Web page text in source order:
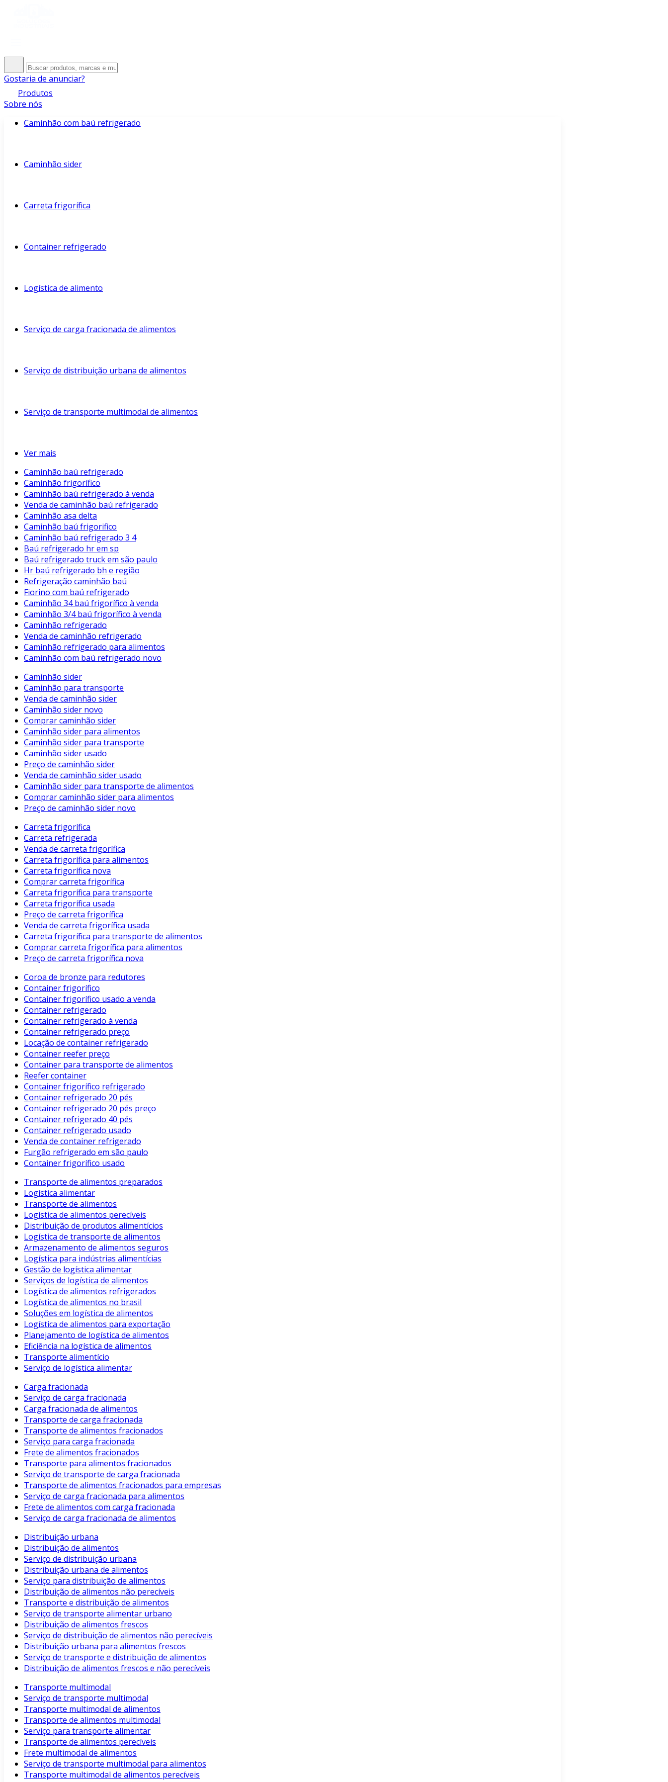
Gostaria de anunciar?
Produtos
Sobre nós
Caminhão com baú refrigerado
Caminhão sider
Carreta frigorífica
Container refrigerado
Logística de alimento
Serviço de carga fracionada de alimentos
Serviço de distribuição urbana de alimentos
Serviço de transporte multimodal de alimentos
Ver mais
Caminhão baú refrigerado
Caminhão frigorífico
Caminhão baú refrigerado à venda
Venda de caminhão baú refrigerado
Caminhão asa delta
Caminhão baú frigorifico
Caminhão baú refrigerado 3 4
Baú refrigerado hr em sp
Baú refrigerado truck em são paulo
Hr baú refrigerado bh e região
Refrigeração caminhão baú
Fiorino com baú refrigerado
Caminhão 34 baú frigorífico à venda
Caminhão 3/4 baú frigorífico à venda
Caminhão refrigerado
Venda de caminhão refrigerado
Caminhão refrigerado para alimentos
Caminhão com baú refrigerado novo
Caminhão sider
Caminhão para transporte
Venda de caminhão sider
Caminhão sider novo
Comprar caminhão sider
Caminhão sider para alimentos
Caminhão sider para transporte
Caminhão sider usado
Preço de caminhão sider
Venda de caminhão sider usado
Caminhão sider para transporte de alimentos
Comprar caminhão sider para alimentos
Preço de caminhão sider novo
Carreta frigorífica
Carreta refrigerada
Venda de carreta frigorífica
Carreta frigorífica para alimentos
Carreta frigorífica nova
Comprar carreta frigorífica
Carreta frigorífica para transporte
Carreta frigorífica usada
Preço de carreta frigorífica
Venda de carreta frigorífica usada
Carreta frigorífica para transporte de alimentos
Comprar carreta frigorífica para alimentos
Preço de carreta frigorífica nova
Coroa de bronze para redutores
Container frigorífico
Container frigorífico usado a venda
Container refrigerado
Container refrigerado à venda
Container refrigerado preço
Locação de container refrigerado
Container reefer preço
Container para transporte de alimentos
Reefer container
Container frigorífico refrigerado
Container refrigerado 20 pés
Container refrigerado 20 pés preço
Container refrigerado 40 pés
Container refrigerado usado
Venda de container refrigerado
Furgão refrigerado em são paulo
Container frigorífico usado
Transporte de alimentos preparados
Logística alimentar
Transporte de alimentos
Logística de alimentos perecíveis
Distribuição de produtos alimentícios
Logística de transporte de alimentos
Armazenamento de alimentos seguros
Logística para indústrias alimentícias
Gestão de logística alimentar
Serviços de logística de alimentos
Logística de alimentos refrigerados
Logística de alimentos no brasil
Soluções em logística de alimentos
Logística de alimentos para exportação
Planejamento de logística de alimentos
Eficiência na logística de alimentos
Transporte alimentício
Serviço de logística alimentar
Carga fracionada
Serviço de carga fracionada
Carga fracionada de alimentos
Transporte de carga fracionada
Transporte de alimentos fracionados
Serviço para carga fracionada
Frete de alimentos fracionados
Transporte para alimentos fracionados
Serviço de transporte de carga fracionada
Transporte de alimentos fracionados para empresas
Serviço de carga fracionada para alimentos
Frete de alimentos com carga fracionada
Serviço de carga fracionada de alimentos
Distribuição urbana
Distribuição de alimentos
Serviço de distribuição urbana
Distribuição urbana de alimentos
Serviço para distribuição de alimentos
Distribuição de alimentos não perecíveis
Transporte e distribuição de alimentos
Serviço de transporte alimentar urbano
Distribuição de alimentos frescos
Serviço de distribuição de alimentos não perecíveis
Distribuição urbana para alimentos frescos
Serviço de transporte e distribuição de alimentos
Distribuição de alimentos frescos e não perecíveis
Transporte multimodal
Serviço de transporte multimodal
Transporte multimodal de alimentos
Transporte de alimentos multimodal
Serviço para transporte alimentar
Transporte de alimentos perecíveis
Frete multimodal de alimentos
Serviço de transporte multimodal para alimentos
Transporte multimodal de alimentos perecíveis